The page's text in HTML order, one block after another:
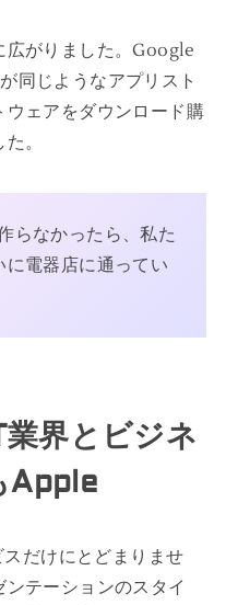
広がりました。Google
同じようなアプリスト
ェアをダウンロード購
。
らなかったら、私た
電器店に通ってい
界とビジネ
Apple
だけにとどまりませ
テーションのスタイ